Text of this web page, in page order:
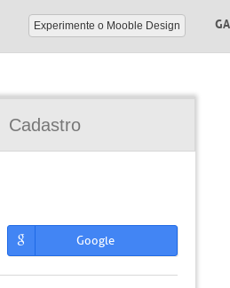
Experimente o Mooble Design
Cadastro
Google